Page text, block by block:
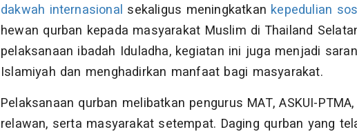
dakwah internasional sekaligus meningkatkan kepedulian
hewan qurban kepada masyarakat Muslim di Thailand
pelaksanaan ibadah Iduladha, kegiatan ini juga menjadi
Islamiyah dan menghadirkan manfaat bagi masyarakat.
Pelaksanaan qurban melibatkan pengurus MAT, ASKUI-
relawan, serta masyarakat setempat. Daging qurban yang